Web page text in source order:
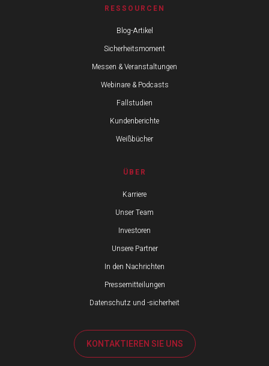
RESSOURCEN
Blog-Artikel
Sicherheitsmoment
Messen & Veranstaltungen
Webinare & Podcasts
Fallstudien
Kundenberichte
Weißbücher
ÜBER
Karriere
Unser Team
Investoren
Unsere Partner
In den Nachrichten
Pressemitteilungen
Datenschutz und -sicherheit
KONTAKTIEREN SIE UNS